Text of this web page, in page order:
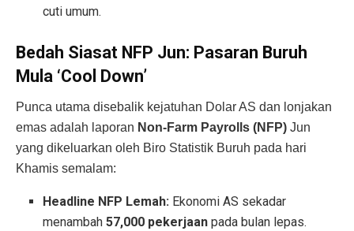
cuti umum.
Bedah Siasat NFP Jun: Pasaran Buruh
Mula ‘Cool Down’
Punca utama disebalik kejatuhan Dolar AS dan lonjakan
emas adalah laporan Non-Farm Payrolls (NFP) Jun
yang dikeluarkan oleh Biro Statistik Buruh pada hari
Khamis semalam:
Headline NFP Lemah: Ekonomi AS sekadar
menambah57,000 pekerjaan pada bulan lepas.